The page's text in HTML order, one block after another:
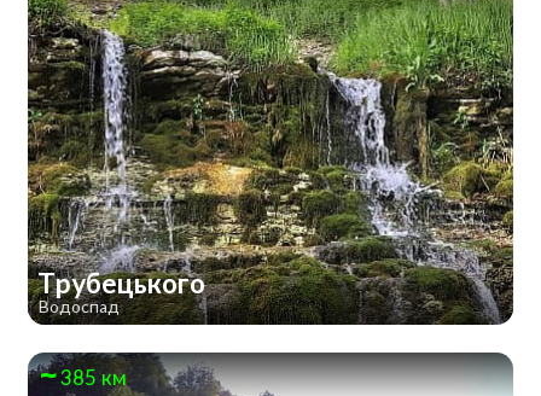
Трубецького
Водоспад
385 км